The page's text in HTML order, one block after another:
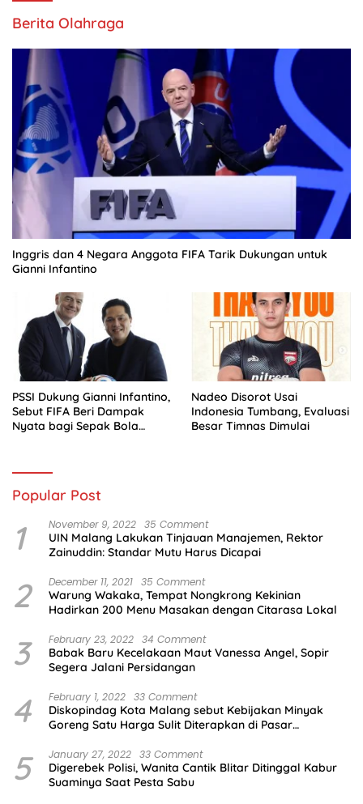
Berita Olahraga
Inggris dan 4 Negara Anggota FIFA Tarik Dukungan untuk
Gianni Infantino
PSSI Dukung Gianni Infantino,
Sebut FIFA Beri Dampak
Nyata bagi Sepak Bola
Nadeo Disorot Usai
Indonesia Tumbang, Evaluasi
Besar Timnas Dimulai
Popular Post
1 November 9, 2022 35 Comment
UIN Malang Lakukan Tinjauan Manajemen, Rektor
Zainuddin: Standar Mutu Harus Dicapai
2 December 11, 2021 35 Comment
Warung Wakaka, Tempat Nongkrong Kekinian
Hadirkan 200 Menu Masakan dengan Citarasa Lokal
3 February 23, 2022 34 Comment
Babak Baru Kecelakaan Maut Vanessa Angel, Sopir
Segera Jalani Persidangan
4 February 1, 2022 33 Comment
Diskopindag Kota Malang sebut Kebijakan Minyak
Goreng Satu Harga Sulit Diterapkan di Pasar
5 January 27, 2022 33 Comment
Digerebek Polisi, Wanita Cantik Blitar Ditinggal Kabur
Suaminya Saat Pesta Sabu